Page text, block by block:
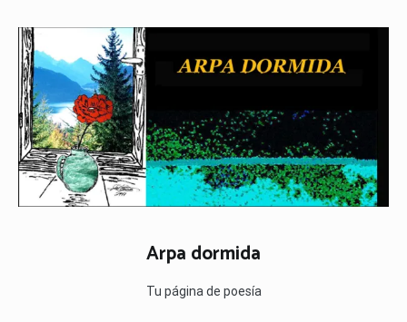
contenido
Arpa dormida
Tu página de poesía